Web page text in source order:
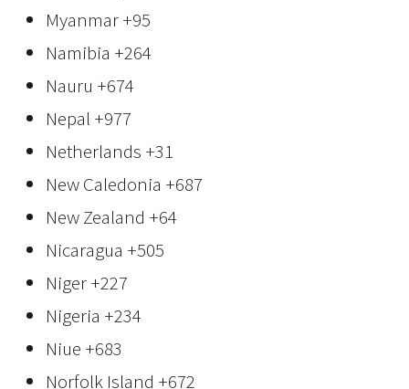
Myanmar+95
Namibia +264
Nauru +674
Nepal +977
Netherlands +31
New Caledonia +687
New Zealand +64
Nicaragua +505
Niger+227
Nigeria +234
Niue +683
Norfolk Island +672